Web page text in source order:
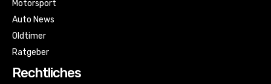
Motorsport
Auto News
Oldtimer
Ratgeber
Rechtliches